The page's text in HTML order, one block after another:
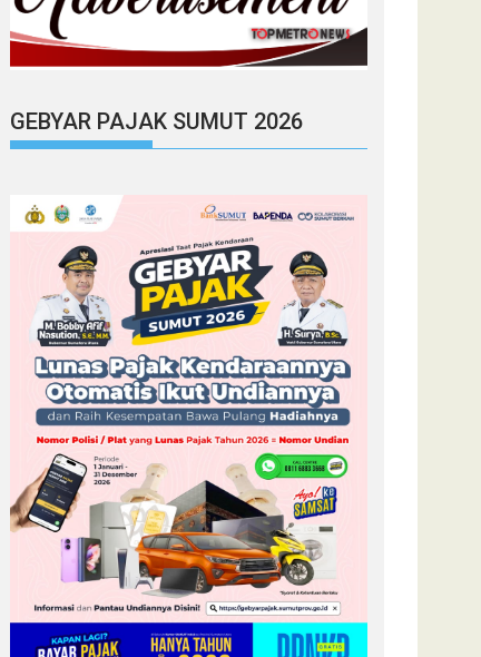
GEBYAR PAJAK SUMUT 2026